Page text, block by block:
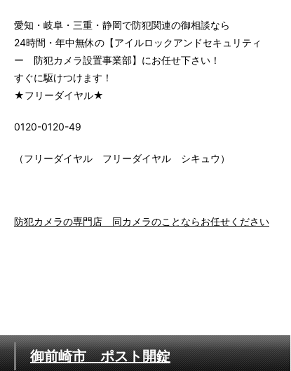
愛知・岐阜・三重・静岡で防犯関連の御相談なら
24時間・年中無休の【アイルロックアンドセキュリティ
ー 防犯カメラ設置事業部】にお任せ下さい！
すぐに駆けつけます！
★フリーダイヤル★
0120-0120-49
（フリーダイヤル フリーダイヤル シキュウ）
防犯カメラの専門店 同カメラのことならお任せください
御前崎市 ポスト開錠